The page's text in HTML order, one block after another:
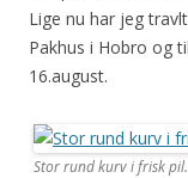
Lige nu har jeg
Pakhus i Hobro og
16.august.
Stor rund kurv i frisk